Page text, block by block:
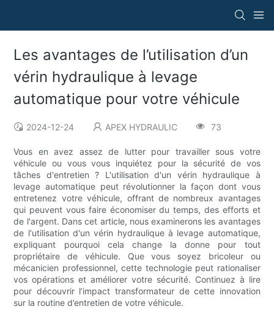
Les avantages de l’utilisation d’un
vérin hydraulique à levage
automatique pour votre véhicule
2024-12-24 APEX HYDRAULIC 73
Vous en avez assez de lutter pour travailler sous votre
véhicule ou vous vous inquiétez pour la sécurité de vos
tâches d'entretien ? L'utilisation d'un vérin hydraulique à
levage automatique peut révolutionner la façon dont vous
entretenez votre véhicule, offrant de nombreux avantages
qui peuvent vous faire économiser du temps, des efforts et
de l'argent. Dans cet article, nous examinerons les avantages
de l'utilisation d'un vérin hydraulique à levage automatique,
expliquant pourquoi cela change la donne pour tout
propriétaire de véhicule. Que vous soyez bricoleur ou
mécanicien professionnel, cette technologie peut rationaliser
vos opérations et améliorer votre sécurité. Continuez à lire
pour découvrir l’impact transformateur de cette innovation
sur la routine d’entretien de votre véhicule.